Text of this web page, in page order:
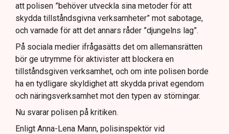
att polisen ”behöver utveckla sina metoder för att
skydda tillståndsgivna verksamheter” mot sabotage,
och varnade för att det annars råder ”djungelns lag”.
På sociala medier ifrågasätts det om allemansrätten
bör ge utrymme för aktivister att blockera en
tillståndsgiven verksamhet, och om inte polisen borde
ha en tydligare skyldighet att skydda privat egendom
och näringsverksamhet mot den typen av störningar.
Nu svarar polisen på kritiken.
Enligt Anna-Lena Mann, polisinspektör vid